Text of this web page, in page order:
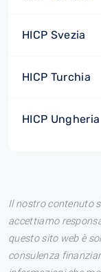
HICP Svezia
HICP Turchia
HICP Ungheria
Il nostro contenuto
accettiamo
questo sito web è
consulenza